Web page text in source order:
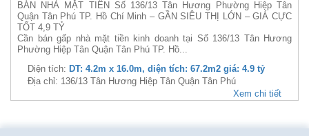
BÁN NHÀ MẶT TIỀN Số 136/13 Tân Hương Phường Hiệp Tân
Quận Tân Phú TP. Hồ Chí Minh – GẦN SIÊU THỊ LỚN – GIÁ CỰC
TỐT 4,9 TỶ
Cần bán gấp nhà mặt tiền kinh doanh tại Số 136/13 Tân Hương
Phường Hiệp Tân Quận Tân Phú TP. Hồ...
Diện tích: DT: 4.2m x 16.0m, diện tích: 67.2m2 giá: 4.9 tỷ
Địa chỉ: 136/13 Tân Hương Hiệp Tân Quận Tân Phú
Xem chi tiết